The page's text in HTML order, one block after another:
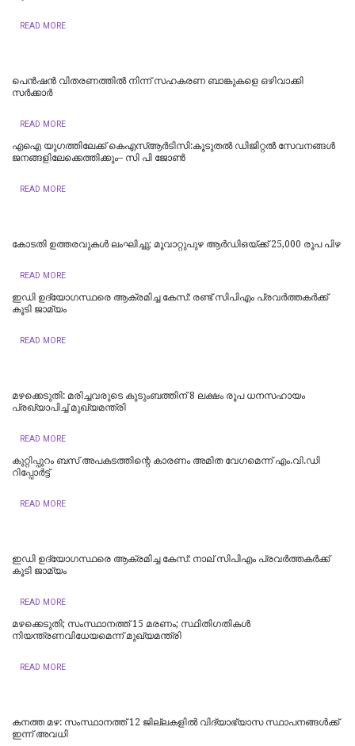
READ MORE
പെൻഷൻ വിതരണത്തിൽ നിന്ന് സഹകരണ ബാങ്കുകളെ ഒഴിവാക്കി
സർക്കാർ
READ MORE
എഐ യുഗത്തിലേക്ക് കെഎസ്ആർടിസി:കൂടുതൽ ഡിജിറ്റൽ സേവനങ്ങൾ
ജനങ്ങളിലേക്കെത്തിക്കും– സി പി ജോൺ
READ MORE
കോടതി ഉത്തരവുകൾ ലംഘിച്ചു; മൂവാറ്റുപുഴ ആർഡിഒയ്ക്ക് 25,000 രൂപ പിഴ
READ MORE
ഇഡി ഉദ്യോഗസ്ഥരെ ആക്രമിച്ച കേസ്: രണ്ട് സിപിഎം പ്രവർത്തകർക്ക്
കൂടി ജാമ്യം
READ MORE
മഴക്കെടുതി: മരിച്ചവരുടെ കുടുംബത്തിന് 8 ലക്ഷം രൂപ ധനസഹായം
പ്രഖ്യാപിച്ച് മുഖ്യമന്ത്രി
READ MORE
കുറ്റിപ്പുറം ബസ് അപകടത്തിന്റെ കാരണം അമിത വേഗമെന്ന് എം.വി.ഡി
റിപ്പോര്‍ട്ട്
READ MORE
ഇഡി ഉദ്യോഗസ്ഥരെ ആക്രമിച്ച കേസ്: നാല് സിപിഎം പ്രവർത്തകർക്ക്
കൂടി ജാമ്യം
READ MORE
മഴക്കെടുതി; സംസ്ഥാനത്ത് 15 മരണം; സ്ഥിതിഗതികൾ
നിയന്ത്രണവിധേയമെന്ന് മുഖ്യമന്ത്രി
READ MORE
കനത്ത മഴ: സംസ്ഥാനത്ത് 12 ജില്ലകളില്‍ വിദ്യാഭ്യാസ സ്ഥാപനങ്ങള്‍ക്ക്
ഇന്ന് അവധി